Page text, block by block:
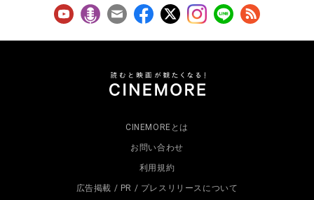
CINEMOREとは
お問い合わせ
利用規約
広告掲載 / PR / プレスリリースについて